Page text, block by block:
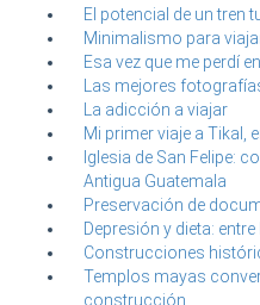
El potencial de un tren
Minimalismo para
Esa vez que me perdí
Las mejores
La adicción a viajar
Mi primer viaje a Tikal,
Iglesia de San Felipe:
Antigua Guatemala
Preservación de
Depresión y dieta:
Construcciones
Templos mayas
construcción